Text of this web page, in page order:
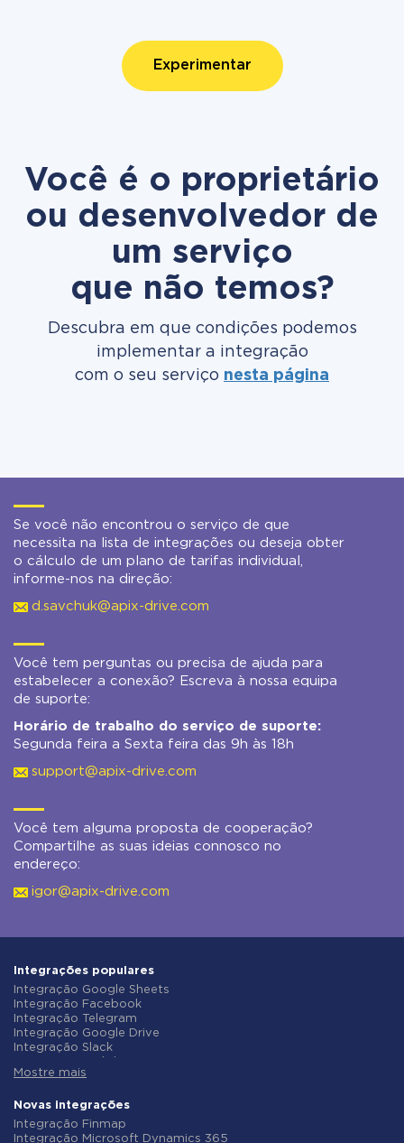
Experimentar
Você é o proprietário
ou desenvolvedor de
um serviço
que não temos?
Descubra em que condições podemos
implementar a integração
com o seu serviço nesta página
Se você não encontrou o serviço de que
necessita na lista de integrações ou deseja obter
o cálculo de um plano de tarifas individual,
informe-nos na direção:
d.savchuk@apix-drive.com
Você tem perguntas ou precisa de ajuda para
estabelecer a conexão? Escreva à nossa equipa
de suporte:
Horário de trabalho do serviço de suporte:
Segunda feira a Sexta feira das 9h às 18h
support@apix-drive.com
Você tem alguma proposta de cooperação?
Compartilhe as suas ideias connosco no
endereço:
igor@apix-drive.com
Integrações populares
Integração Google Sheets
Integração Facebook
Integração Telegram
Integração Google Drive
Integração Slack
Integração Gmail
Integração ClickUp
Integração Airtable
Integração Google Contacts
Mostre mais
Novas integrações
Integração Finmap
Integração Microsoft Dynamics 365